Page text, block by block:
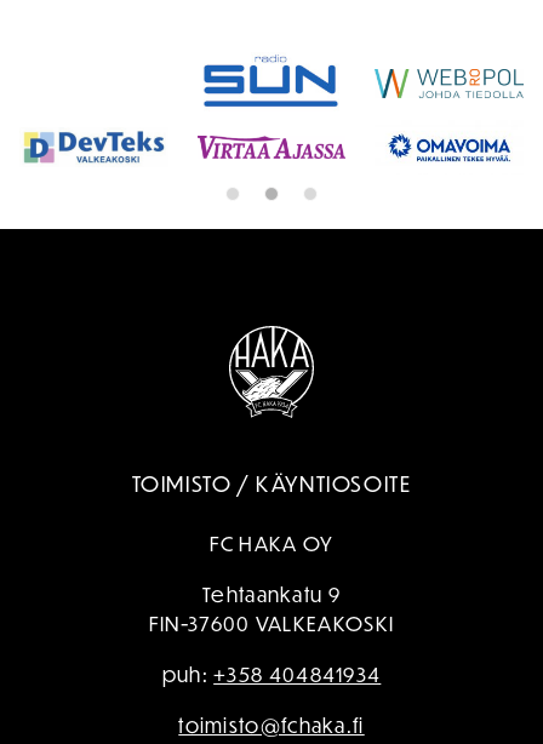
TOIMISTO / KÄYNTIOSOITE
FC HAKA OY
Tehtaankatu 9
FIN-37600 VALKEAKOSKI
puh:+358 404841934
toimisto@fchaka.fi